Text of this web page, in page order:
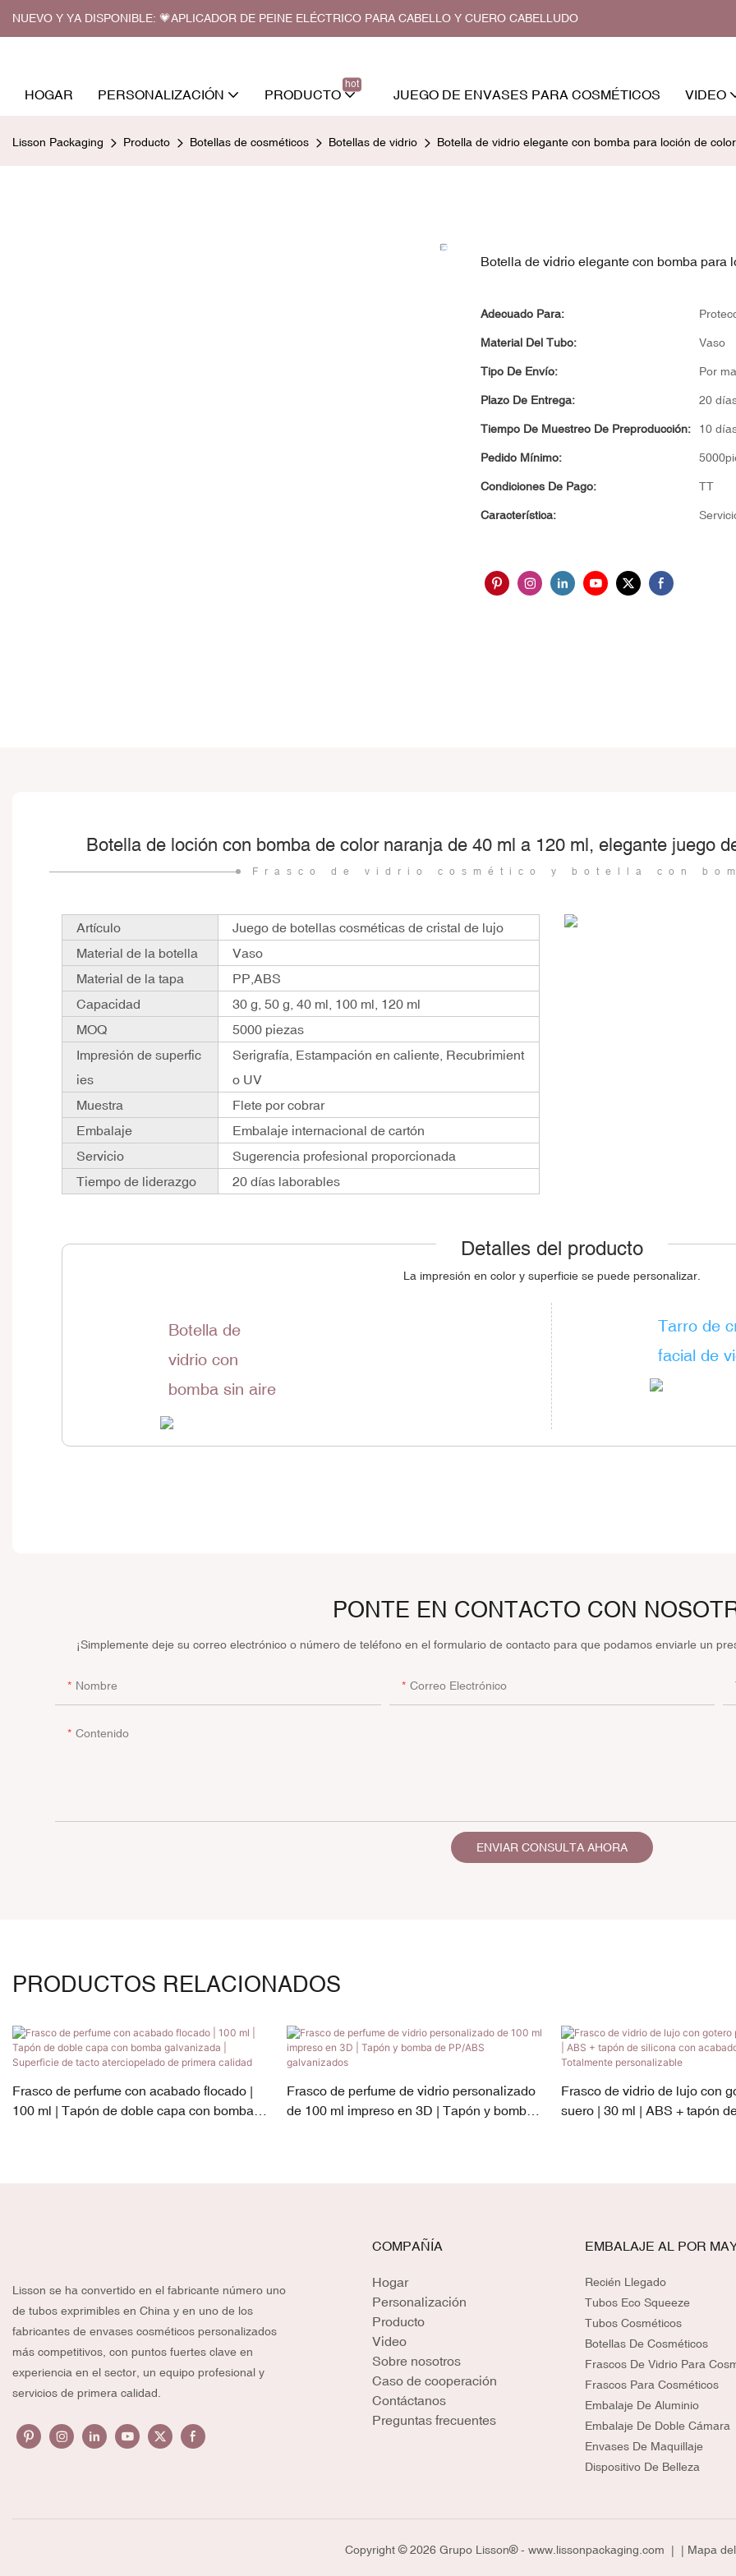
NUEVO Y YA DISPONIBLE: 💗APLICADOR DE PEINE ELÉCTRICO PARA CABELLO Y CUERO CABELLUDO
HOGAR PERSONALIZACIÓN PRODUCTO
hot
JUEGO DE ENVASES PARA COSMÉTICOS VIDEO
Lisson Packaging Producto Botellas de cosméticos Botellas de vidrio Botella de vidrio elegante con bomba para loción de
Botella de vidrio elegante con bomba para
Adecuado Para:
Material Del Tubo: Vaso
Tipo De Envío: Por
Plazo De Entrega: 20
Tiempo De Muestreo De Preproducción: 10
Pedido Mínimo:
Condiciones De Pago: TT
Característica:
Botella de loción con bomba de color naranja de 40 ml a 120 ml, elegante juego
Frasco de vidrio cosmético y botella con
Artículo
Juego de botellas cosméticas de cristal de lujo
Material de la botella
Vaso
Material de la tapa
PP,ABS
Capacidad
30 g, 50 g, 40 ml, 100 ml, 120 ml
MOQ
5000 piezas
Impresión de superfic
ies
Serigrafía, Estampación en caliente, Recubrimient
o UV
Muestra
Flete por cobrar
Embalaje
Embalaje internacional de cartón
Servicio
Sugerencia profesional proporcionada
Tiempo de liderazgo
20 días laborables
Detalles del producto
La impresión en color y superficie se puede personalizar.
Botella de
vidrio con
bomba sin aire
Tarro de
facial de
PONTE EN CONTACTO CON
¡Simplemente deje su correo electrónico o número de teléfono en el formulario de contacto para que podamos enviarle un
Nombre Correo Electrónico
Contenido
ENVIAR CONSULTA AHORA
PRODUCTOS RELACIONADOS
Frasco de perfume con acabado flocado |
100 ml | Tapón de doble capa con bomba
Frasco de perfume de vidrio personalizado
de 100 ml impreso en 3D | Tapón y bomba
Frasco de vidrio de lujo con
suero | 30 ml | ABS + tapón
Lisson se ha convertido en el fabricante número uno
de tubos exprimibles en China y en uno de los
fabricantes de envases cosméticos personalizados
más competitivos, con puntos fuertes clave en
experiencia en el sector, un equipo profesional y
servicios de primera calidad.
COMPAÑÍA
Hogar
Personalización
Producto
Video
Sobre nosotros
Caso de cooperación
Contáctanos
Preguntas frecuentes
EMBALAJE AL POR
Recién Llegado
Tubos Eco Squeeze
Tubos Cosméticos
Botellas De Cosméticos
Frascos De Vidrio Para
Frascos Para Cosméticos
Embalaje De Aluminio
Embalaje De Doble Cámara
Envases De Maquillaje
Dispositivo De Belleza
Copyright © 2026 Grupo Lisson® - www.lissonpackaging.com | | Mapa